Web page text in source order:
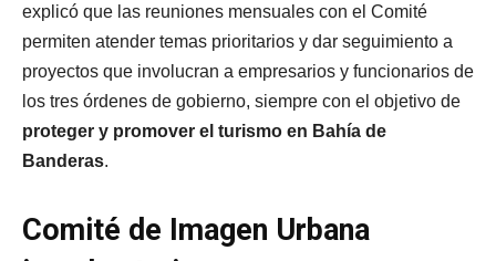
explicó que las reuniones mensuales con el Comité
permiten atender temas prioritarios y dar seguimiento a
proyectos que involucran a empresarios y funcionarios de
los tres órdenes de gobierno, siempre con el objetivo de
proteger y promover el turismo en Bahía de
Banderas.
Comité de Imagen Urbana